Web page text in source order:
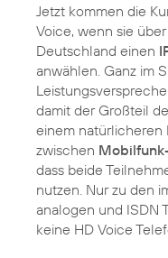
Jetzt kommen die
Voice, wenn sie
Deutschland einen
anwählen. Ganz im
damit der Großteil
einem natürlicheren
zwischen
dass beide
nutzen. Nur zu den
analogen und ISDN
keine HD Voice